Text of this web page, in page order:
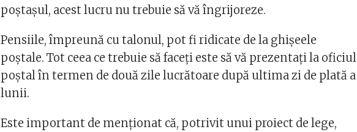
poștașul, acest lucru nu trebuie să vă îngrijoreze.
Pensiile, împreună cu talonul, pot fi ridicate de la ghișeele
poștale. Tot ceea ce trebuie să faceți este să vă prezentați la oficiul
poștal în termen de două zile lucrătoare după ultima zi de plată a
lunii.
Este important de menționat că, potrivit unui proiect de lege,